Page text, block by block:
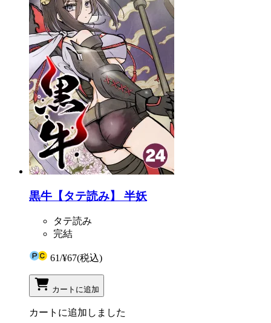
黒牛【タテ読み】 半妖
タテ読み
完結
61/¥67(税込)
カートに追加
カートに追加しました